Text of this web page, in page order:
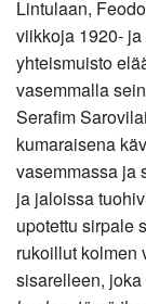
Lintulaan,
viikkoja 1920-
yhteismuisto
vasemmalla
Serafim
kumaraisena
vasemmassa ja
ja jaloissa
upotettu sirpale
rukoillut kolmen
sisarelleen,